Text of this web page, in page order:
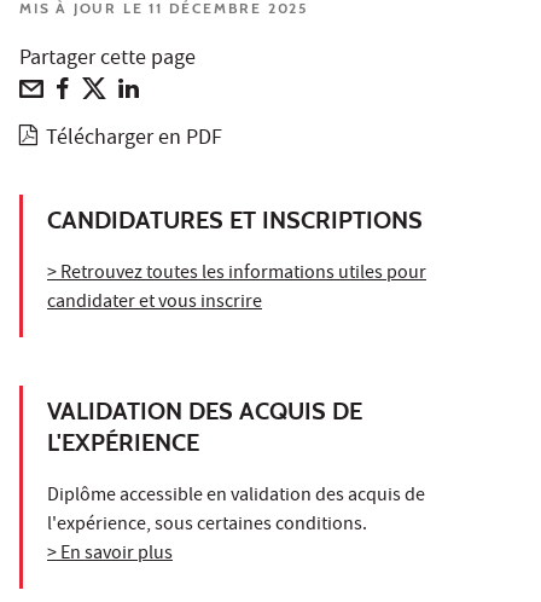
MIS À JOUR LE 11 DÉCEMBRE 2025
Partager cette page
Télécharger en PDF
CANDIDATURES ET INSCRIPTIONS
> Retrouvez toutes les informations utiles pour
candidater et vous inscrire
VALIDATION DES ACQUIS DE
L'EXPÉRIENCE
Diplôme accessible en validation des acquis de
l'expérience, sous certaines conditions.
> En savoir plus